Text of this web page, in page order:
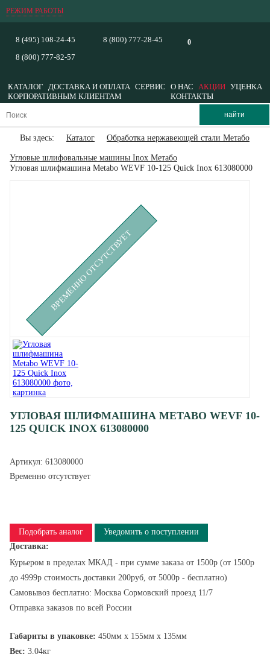
РЕЖИМ РАБОТЫ
0
8 (495) 108-24-45
8 (800) 777-82-57
8 (800) 777-28-45
КАТАЛОГ ДОСТАВКА И ОПЛАТА СЕРВИС О НАС АКЦИИ УЦЕНКА
КОРПОРАТИВНЫМ КЛИЕНТАМ
КОНТАКТЫ
Вы здесь: Каталог Обработка нержавеющей стали Метабо
Угловые шлифовальные машины Inox Метабо
Угловая шлифмашина Metabo WEVF 10-125 Quick Inox 613080000
ВРЕМЕННО ОТСУТСТВУЕТ
УГЛОВАЯ ШЛИФМАШИНА METABO WEVF 10-
125 QUICK INOX 613080000
Артикул: 613080000
Временно отсутствует
Подобрать аналог
Уведомить о поступлении
Доставка:
Курьером в пределах МКАД - при сумме заказа от 1500р (от 1500р
до 4999р стоимость доставки 200руб, от 5000р - бесплатно)
Самовывоз бесплатно: Москва Сормовский проезд 11/7
Отправка заказов по всей России
Габариты в упаковке: 450мм x 155мм x 135мм
Вес: 3.04кг